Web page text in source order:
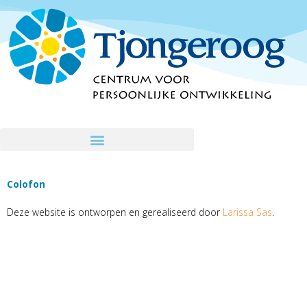
Ga
naar
de
inhoud
Colofon
Deze website is ontworpen en gerealiseerd door Larissa Sas.